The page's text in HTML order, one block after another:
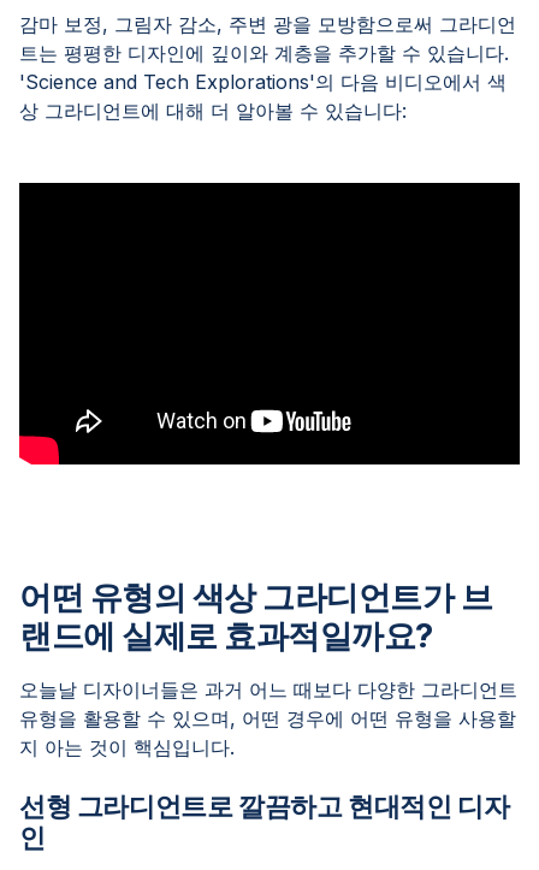
감마 보정, 그림자 감소, 주변 광을 모방함으로써 그라디언
트는 평평한 디자인에 깊이와 계층을 추가할 수 있습니다.
'Science and Tech Explorations'의 다음 비디오에서 색
상 그라디언트에 대해 더 알아볼 수 있습니다:
어떤 유형의 색상 그라디언트가 브
랜드에 실제로 효과적일까요?
오늘날 디자이너들은 과거 어느 때보다 다양한 그라디언트
유형을 활용할 수 있으며, 어떤 경우에 어떤 유형을 사용할
지 아는 것이 핵심입니다.
선형 그라디언트로 깔끔하고 현대적인 디자
인